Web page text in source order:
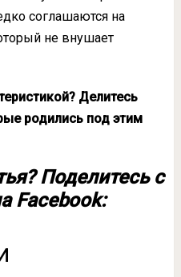
соглашаются на
не внушает
Делитесь
родились под этим
Поделитесь с
Facebook: